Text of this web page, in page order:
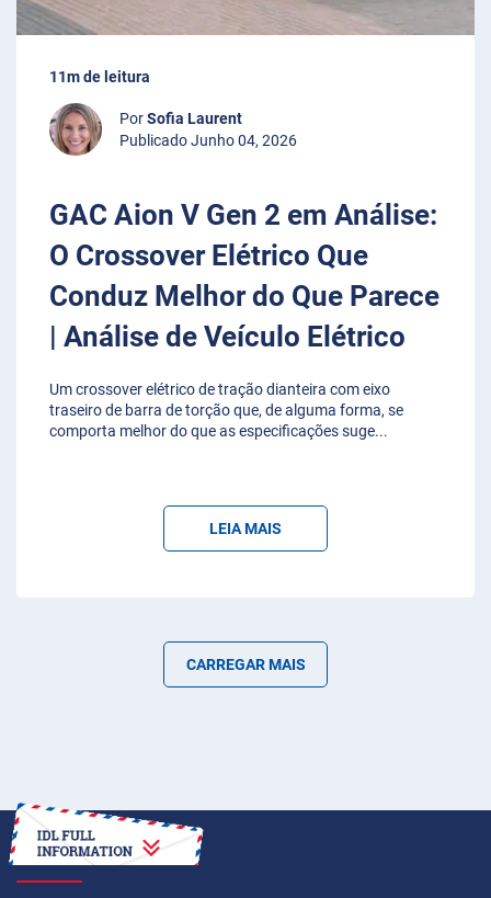
11m de leitura
PorSofia Laurent
Publicado Junho 04, 2026
GAC Aion V Gen 2 em Análise:
O Crossover Elétrico Que
Conduz Melhor do Que Parece
| Análise de Veículo Elétrico
Um crossover elétrico de tração dianteira com eixo
traseiro de barra de torção que, de alguma forma, se
comporta melhor do que as especificações suge...
LEIA MAIS
CARREGAR MAIS
COMO